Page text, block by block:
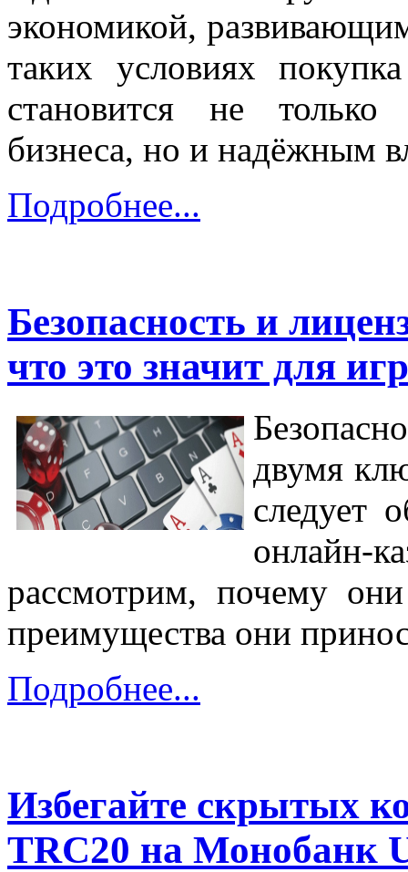
экономикой,
таких условиях
становится не
бизнеса, но и надёжным
Подробнее...
Безопасность и
что это значит для
двумя
следует
рассмотрим, почему
преимущества они
Подробнее...
Избегайте скрытых
TRC20 на Монобанк